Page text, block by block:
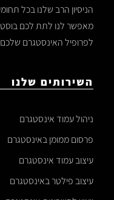
הניסיון הרב שלנו בכל
מאפשר לנו לתת לכם בוסט
לפרופיל האינסטגרם
השירותים שלנו
ניהול עמוד אינסטגרם
פרסום ממומן באינסטגרם
עיצוב עמוד אינסטגרם
עיצוב פילטר באינסטגרם